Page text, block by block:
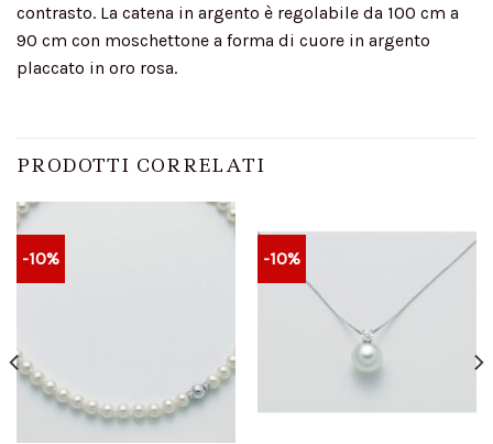
contrasto. La catena in argento è regolabile da 100 cm a
90 cm con moschettone a forma di cuore in argento
placcato in oro rosa.
PRODOTTI CORRELATI
-10% -10%